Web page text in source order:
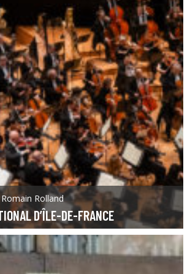
Rolland
D’ÎLE-DE-FRANCE